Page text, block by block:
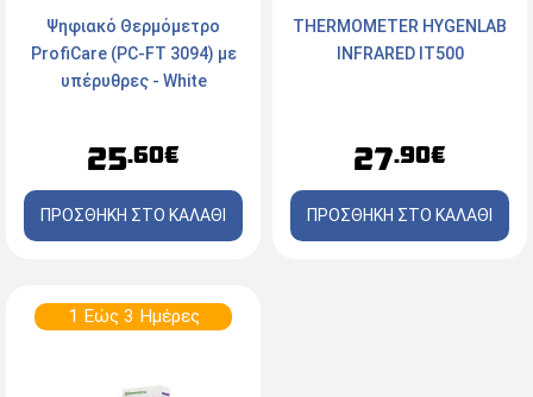
Ψηφιακό Θερμόμετρο
ProfiCare (PC-FT 3094) με
υπέρυθρες - White
25.60€
ΠΡΟΣΘΗΚΗ ΣΤΟ ΚΑΛΑΘΙ
THERMOMETER HYGENLAB
INFRARED IT500
27.90€
ΠΡΟΣΘΗΚΗ ΣΤΟ ΚΑΛΑΘΙ
1 Εώς 3 Ημέρες